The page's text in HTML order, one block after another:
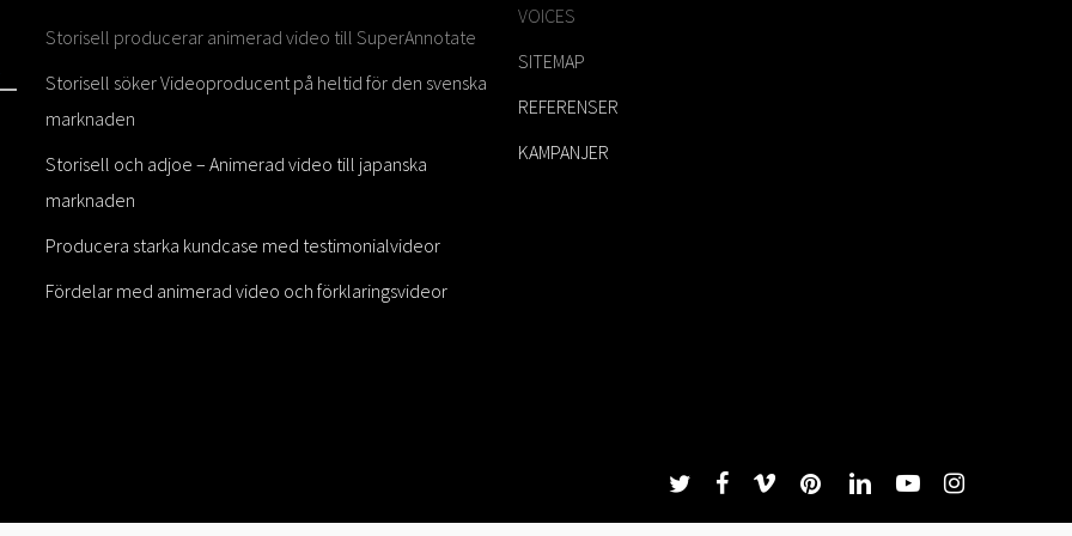
Storisell producerar animerad video till SuperAnnotate
Storisell söker Videoproducent på heltid för den svenska
marknaden
Storisell och adjoe – Animerad video till japanska
marknaden
Producera starka kundcase med testimonialvideor
Fördelar med animerad video och förklaringsvideor
VOICES
SITEMAP
REFERENSER
KAMPANJER
twitter facebookvimeo pinterest linkedin youtube instagram